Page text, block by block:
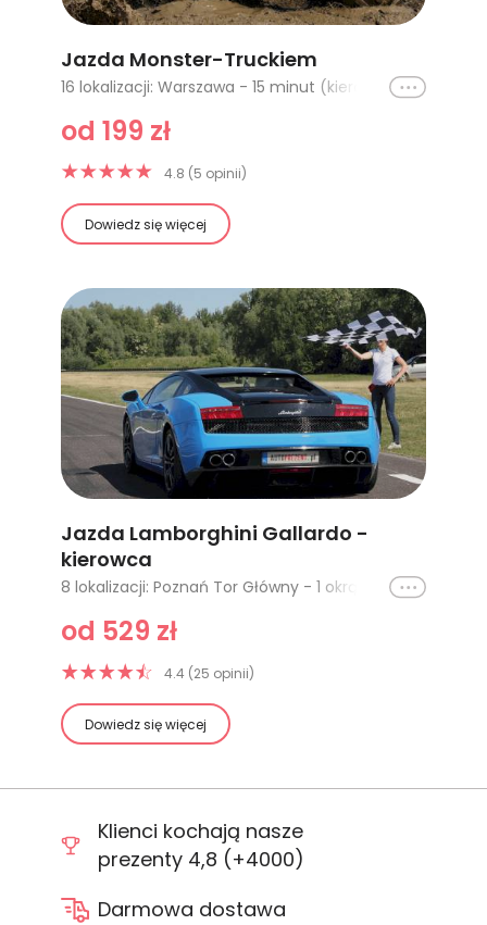
Jazda Monster-Truckiem
16 lokalizacji: Warszawa - 15 minut (kierowca), Warszawa (pasażer), Katowice - 15 minut - kierowca, Katowice - 30 minut - kierowca, Warszawa - tratowanie wraków, Poznań - 15 minut - kierowca, Warszawa - 40 minut - kierowca, Katowice - 40 minut - kierowca, Katowice (pasażer), Poznań (pasażer), Gdańsk (pasażer), Gdańsk- 15 minut - kierowca, Katowice - tratowanie wraków, Poznań - 30 minut - kierowca, Warszawa - 30 minut (kierowca), Gdańsk- 30 minut - kierowca
Ikona
od 199 zł
4.8 (5 opinii)
Dowiedz się więcej
Jazda Lamborghini Gallardo -
kierowca
8 lokalizacji: Poznań Tor Główny - 1 okrążenie, Cała Polska - 1 okrążenie, Cała Polska - 2 okrążenia, Cała Polska - 3 okrążenia, Cała Polska - 4 okrążenia, Poznań Tor Główny - 2 okrążenia, Silesia Ring Tor Główny - 1 okrążenie, Silesia Ring Tor Główny - 2 okrążenia
Ikona
od 529 zł
4.4 (25 opinii)
Dowiedz się więcej
Klienci kochają nasze
prezenty 4,8 (+4000)
Darmowa dostawa